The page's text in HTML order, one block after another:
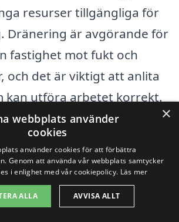
resurser tillgängliga för
Dränering är avgörande för
fastighet mot fukt och
och det är viktigt att anlita
kan utföra arbetet korrekt.
hjälp med dränering, kan
att överväga företag i
som erbjuder tjänster
×
webbplats använder
cookies
använder cookies för att förbättra
Genom att använda vår webbplats samtycker
i enlighet med vår cookiepolicy. Läs mer
ALLA AVVISA ALLT